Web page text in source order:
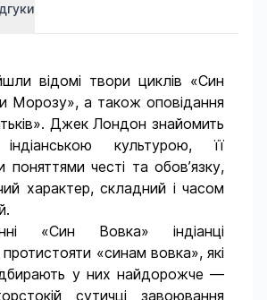
відомі твори циклів «Син
Морозу», а також оповідання
Джек Лондон знайомить
культурою, її
поняттями честі та обов’язку,
характер, складний і часом
«Син Вовка» індіанці
«синам вовка», які
у них найдорожче —
сутичці завоювання